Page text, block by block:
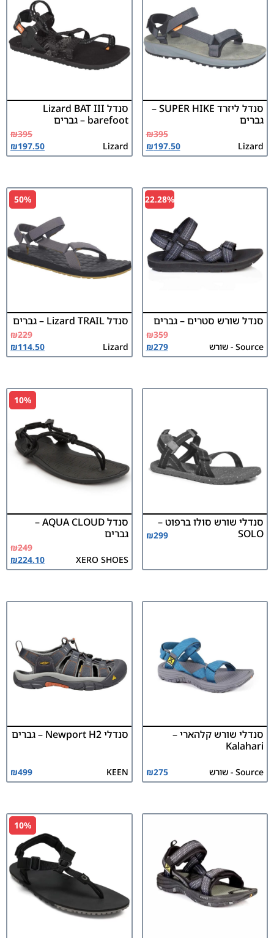
סנדל ליזרד SUPER HIKE –
גברים
Lizard
₪395
₪197.50
סנדל Lizard BAT III
barefoot – גברים
Lizard
₪395
₪197.50
22.28%
סנדל שורש סטרים – גברים
Source - שורש
₪359
₪279
50%
סנדל Lizard TRAIL – גברים
Lizard
₪229
₪114.50
סנדלי שורש סולו ברפוט –
SOLO
₪299
10%
סנדל AQUA CLOUD –
גברים
XERO SHOES
₪249
₪224.10
סנדלי שורש קלהארי –
Kalahari
Source - שורש ₪275
סנדלי Newport H2 – גברים
KEEN
₪499
10%